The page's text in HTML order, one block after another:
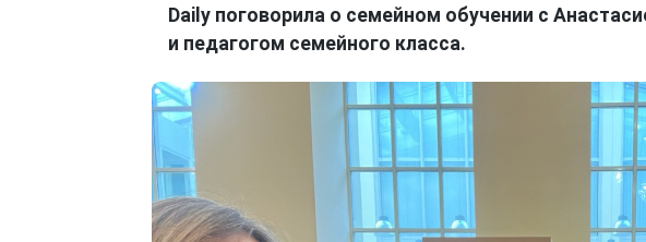
Daily поговорила о семейном обучении с
и педагогом семейного класса.